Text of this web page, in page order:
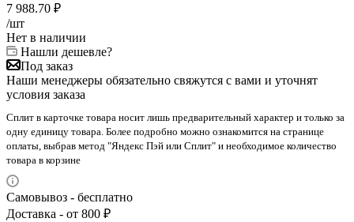
7 988.70 ₽
/шт
Нет в наличии
Нашли дешевле?
Под заказ
Наши менеджеры обязательно свяжутся с вами и уточнят
условия заказа
Сплит в карточке товара носит лишь предварительный характер и только за
одну единицу товара. Более подробно можно ознакомится на странице
оплаты, выбрав метод "Яндекс Пэй или Сплит" и необходимое количество
товара в корзине
Самовывоз - бесплатно
Доставка - от 800 ₽